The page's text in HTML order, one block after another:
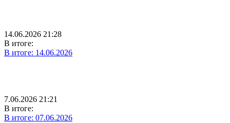
14.06.2026 21:28
В итоге:
В итоге: 14.06.2026
7.06.2026 21:21
В итоге:
В итоге: 07.06.2026